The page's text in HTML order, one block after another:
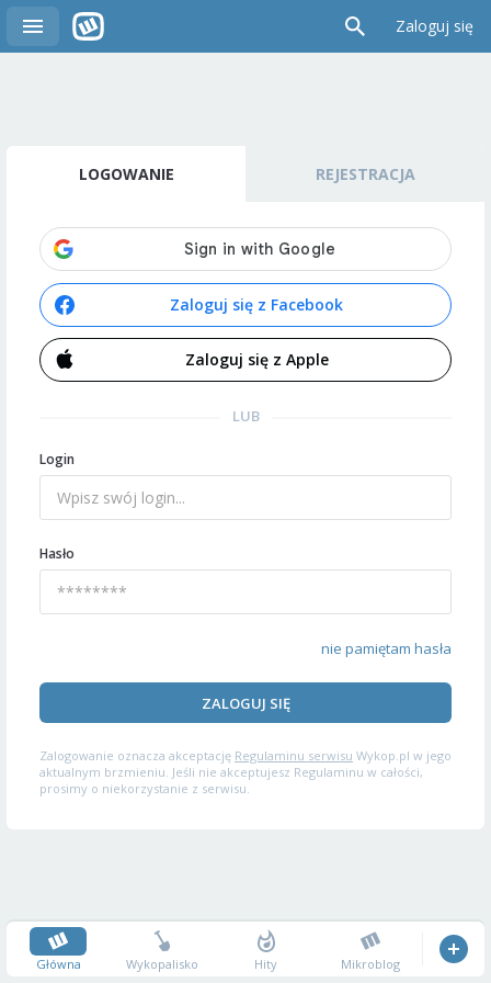
Zaloguj się
LOGOWANIE REJESTRACJA
Zaloguj się z Facebook
Zaloguj się z Apple
LUB
Login
Hasło
nie pamiętam hasła
ZALOGUJ SIĘ
Zalogowanie oznacza akceptację Regulaminu serwisu Wykop.pl w jego
aktualnym brzmieniu. Jeśli nie akceptujesz Regulaminu w całości,
prosimy o niekorzystanie z serwisu.
Główna Wykopalisko Hity Mikroblog